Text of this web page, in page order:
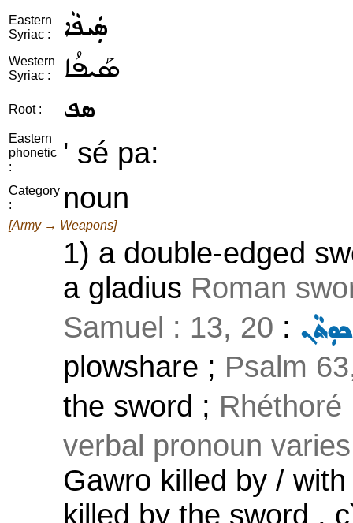
Eastern
Syriac :
ܣܲܝܦܵܐ
Western
Syriac :
ܣܰܝܦܳܐ
Root : ܣܦ
Eastern
phonetic
:
' sé pa:
Category
:
noun
[Army → Weapons]
1) a double-edged
a gladius Roman
Samuel : 13, 20 :
plowshare ; Psalm
the sword ;
verbal pronoun
Gawro killed by /
killed by the sword ,